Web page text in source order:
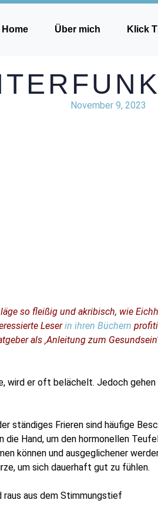
Home Über mich Klick
November 9, 2023
so fleißig und akribisch, wie
Leserin ihren Büchern
als ‚Anleitung zum
wird er oft belächelt. Jedoch
ständiges Frieren sind häufige
Hand, um den hormonellen
können und ausgeglichener
um sich dauerhaft gut zu fühlen.
aus dem Stimmungstief